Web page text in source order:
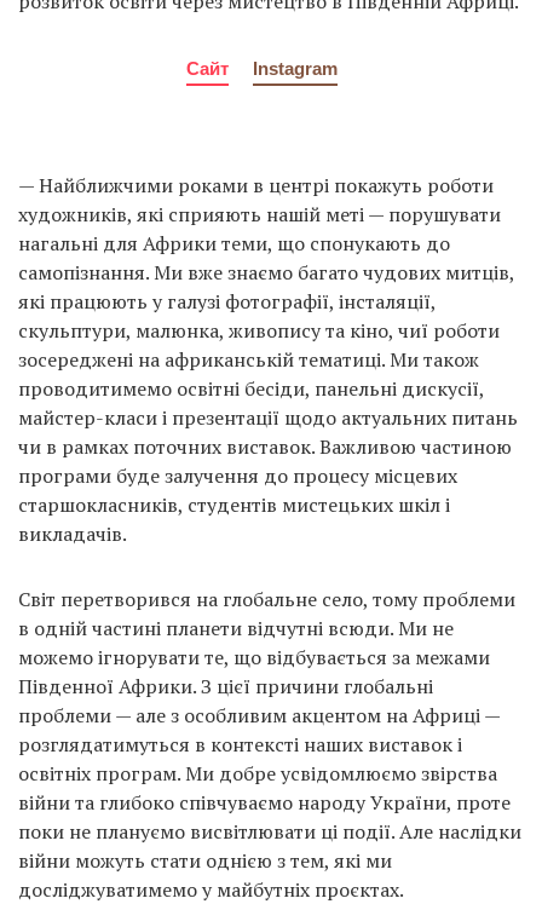
Сайт Instagram
— Найближчими роками в центрі покажуть роботи
художників, які сприяють нашій меті — порушувати
нагальні для Африки теми, що спонукають до
самопізнання. Ми вже знаємо багато чудових митців,
які працюють у галузі фотографії, інсталяції,
скульптури, малюнка, живопису та кіно, чиї роботи
зосереджені на африканській тематиці. Ми також
проводитимемо освітні бесіди, панельні дискусії,
майстер-класи і презентації щодо актуальних питань
чи в рамках поточних виставок. Важливою частиною
програми буде залучення до процесу місцевих
старшокласників, студентів мистецьких шкіл і
викладачів.
Світ перетворився на глобальне село, тому проблеми
в одній частині планети відчутні всюди. Ми не
можемо ігнорувати те, що відбувається за межами
Південної Африки. З цієї причини глобальні
проблеми — але з особливим акцентом на Африці —
розглядатимуться в контексті наших виставок і
освітніх програм. Ми добре усвідомлюємо звірства
війни та глибоко співчуваємо народу України, проте
поки не плануємо висвітлювати ці події. Але наслідки
війни можуть стати однією з тем, які ми
досліджуватимемо у майбутніх проєктах.